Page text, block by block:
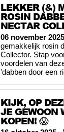
LEKKER (&)
ROSIN
NECTAR
06 november 2025
gemakkelijk rosin
Collector. Stap
voordelen van
'dabben door een
KIJK, OP
JE GEWOON
KOPEN! 😱